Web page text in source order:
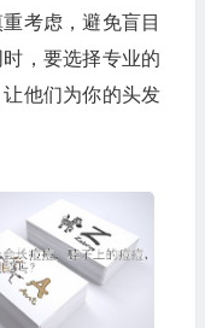
考虑，避免盲目
，要选择专业的
他们为你的头发